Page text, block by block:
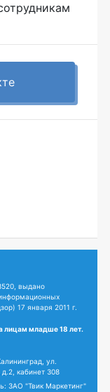
выдано
17 января 2011 г.
лицам младше 18 лет.
ул.
кабинет 308
ЗАО "Твик Маркетинг"